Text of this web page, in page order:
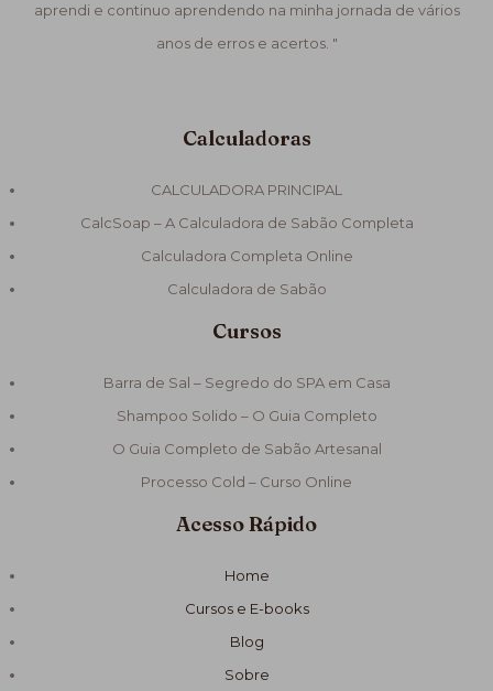
aprendi e continuo aprendendo na minha jornada de vários
anos de erros e acertos. "
Calculadoras
CALCULADORA PRINCIPAL
CalcSoap – A Calculadora de Sabão Completa
Calculadora Completa Online
Calculadora de Sabão
Cursos
Barra de Sal – Segredo do SPA em Casa
Shampoo Solido – O Guia Completo
O Guia Completo de Sabão Artesanal
Processo Cold – Curso Online
Acesso Rápido
Home
Cursos e E-books
Blog
Sobre